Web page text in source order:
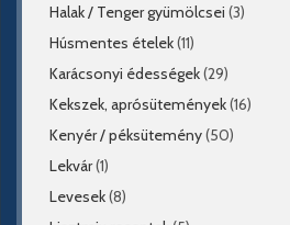
Halak / Tenger gyümölcsei (3)
Húsmentes ételek(11)
Karácsonyi édességek(29)
Kekszek, aprósütemények(16)
Kenyér / péksütemény(50)
Lekvár(1)
Levesek(8)